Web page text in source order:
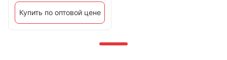
Купить по оптовой цене